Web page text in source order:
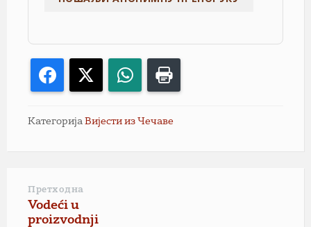
Facebook WhatsApp
Категорија Вијести из Чечаве
Претходна
Vodeći u
proizvodnji